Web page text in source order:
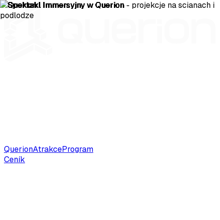
QuerionAtrakceProgram
Ceník